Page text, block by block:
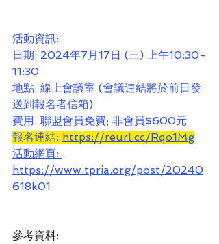
活動資訊:
日期: 2024年7月17日 (三) 上午10:30-
11:30
地點: 線上會議室 (會議連結將於前日發
送到報名者信箱)
費用: 聯盟會員免費; 非會員$600元
報名連結: https://reurl.cc/Rqo1Mg
活動網頁:
https://www.tpria.org/post/20240
618k01
參考資料: